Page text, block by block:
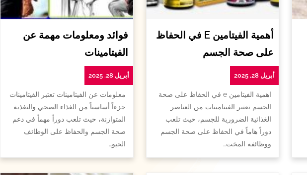
أهمية الفيتامين E في الحفاظ
على صحة الجسم
أبريل 28, 2025
اهمية الفيتامين e في الحفاظ على صحة
الجسم تعتبر الفيتامينات من العناصر
الغذائية الضرورية للجسم، حيث تلعب
دوراً هاماً في الحفاظ على صحة الجسم
ووظائفه المخت…
فوائد ومعلومات مهمة عن
الفيتامينات
أبريل 28, 2025
معلومات عن الفيتامينات تعتبر الفيتامينات
جزءاً أساسياً من الغذاء الصحي والتغذية
المتوازنة، حيث تلعب دوراً مهماً في دعم
صحة الجسم والحفاظ على الوظائف
الحيو…